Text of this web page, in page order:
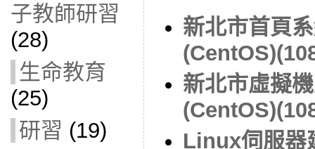
子教師研習
(28)
生命教育
(25)
研習 (19)
新北市首頁
新北市虛擬
Linux伺服器